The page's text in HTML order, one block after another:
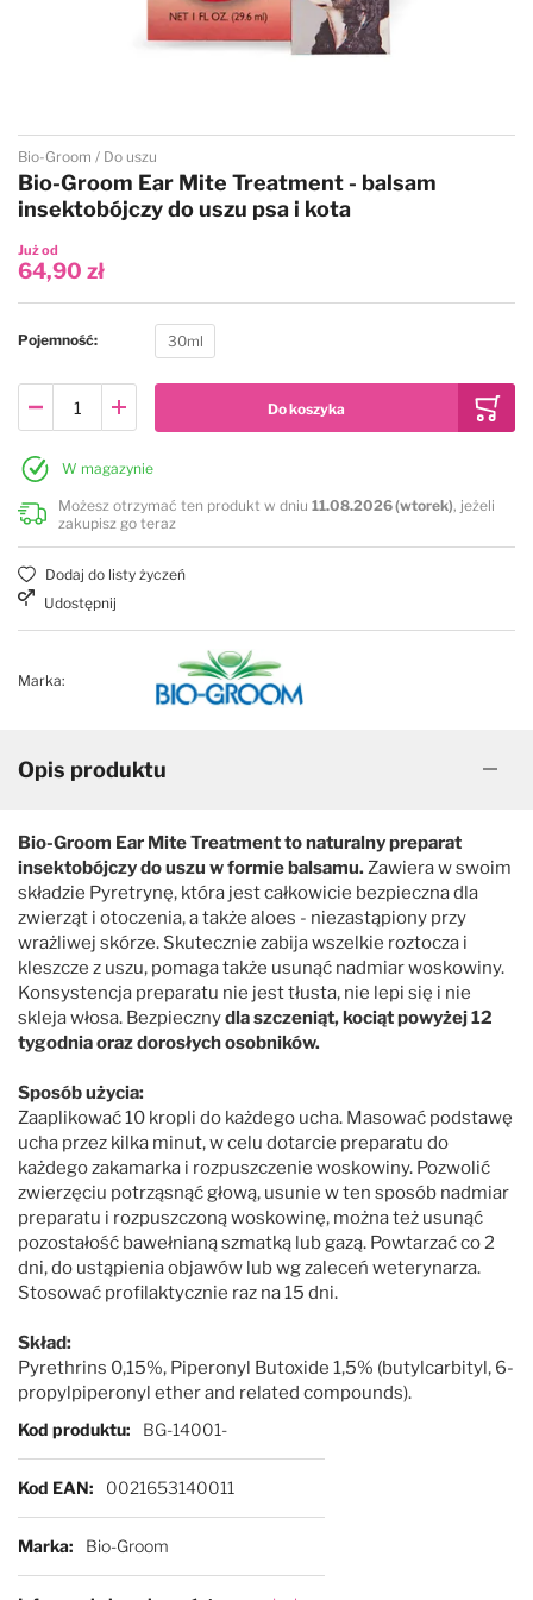
Przeciw insektom
Sierść biała, jasna
Sierść czarna, ciemna
Sierść szorstka, krótka
Sierść kręcona, wełnista
Sierść czarna, ciemna
Sierść krótka
Sierść kręcona, wełnista
Uniwersalne
Podkłady pod pudry, kredy
Bio-Groom
Chris Christensen
Double K
Eye Envy
Espree
Groomer's Goop
Hyponic
iGroom
Jean Peau
K9 Competition
Mubo
Nature's Specialties
Petuxe
Professional Pet Products
PSH
Przejdź na początek galerii
Bio-Groom Do uszu
Bio-Groom Ear Mite Treatment - balsam
insektobójczy do uszu psa i kota
Już od
64,90 zł
Pojemność 30ml
W magazynie
Możesz otrzymać ten produkt w dniu 11.08.2026 (wtorek), jeżeli
zakupisz go teraz
Dodaj do listy życzeń
Udostępnij
Marka:
Opis produktu
Bio-Groom Ear Mite Treatment to naturalny preparat
insektobójczy do uszu w formie balsamu. Zawiera w swoim
składzie Pyretrynę, która jest całkowicie bezpieczna dla
zwierząt i otoczenia, a także aloes - niezastąpiony przy
wrażliwej skórze. Skutecznie zabija wszelkie roztocza i
kleszcze z uszu, pomaga także usunąć nadmiar woskowiny.
Konsystencja preparatu nie jest tłusta, nie lepi się i nie
skleja włosa. Bezpiecznydla szczeniąt, kociąt powyżej 12
tygodnia oraz dorosłych osobników.
Sposób użycia:
Zaaplikować 10 kropli do każdego ucha. Masować podstawę
ucha przez kilka minut, w celu dotarcie preparatu do
każdego zakamarka i rozpuszczenie woskowiny. Pozwolić
zwierzęciu potrząsnąć głową, usunie w ten sposób nadmiar
preparatu i rozpuszczoną woskowinę, można też usunąć
pozostałość bawełnianą szmatką lub gazą. Powtarzać co 2
dni, do ustąpienia objawów lub wg zaleceń weterynarza.
Stosować profilaktycznie raz na 15 dni.
Skład:
Pyrethrins 0,15%, Piperonyl Butoxide 1,5% (butylcarbityl, 6-
propylpiperonyl ether and related compounds).
Więcej informacji
Kod produktu BG-14001-
Kod EAN 0021653140011
Marka Bio-Groom